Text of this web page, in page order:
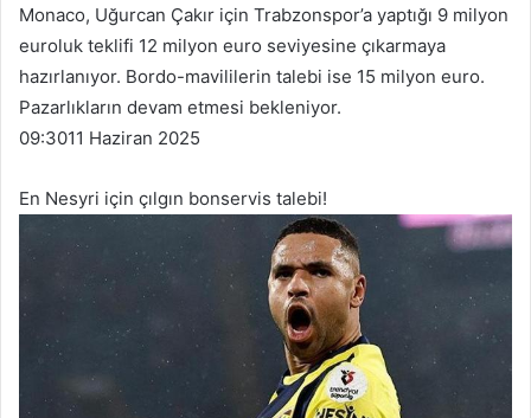
Monaco, Uğurcan Çakır için Trabzonspor’a yaptığı 9 milyon
euroluk teklifi 12 milyon euro seviyesine çıkarmaya
hazırlanıyor. Bordo-mavililerin talebi ise 15 milyon euro.
Pazarlıkların devam etmesi bekleniyor.
09:3011 Haziran 2025
En Nesyri için çılgın bonservis talebi!